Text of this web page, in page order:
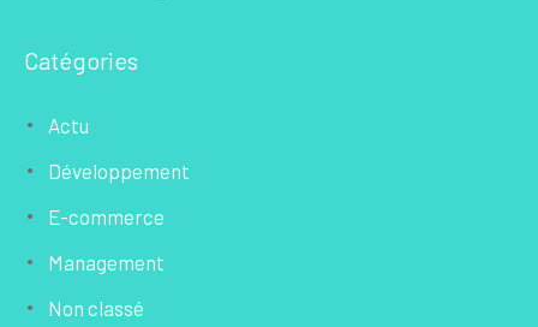
Catégories
Actu
Développement
E-commerce
Management
Non classé